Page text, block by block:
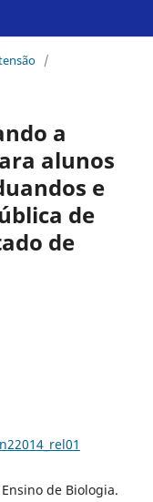
/
a
alunos
e
de
de
de Biologia.